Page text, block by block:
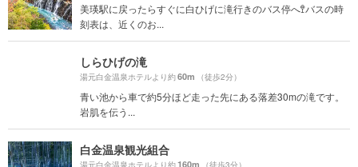
美瑛駅に戻ったらすぐに白ひげに滝行きのバス停へ🚏バスの時
刻表は、近くのお...
しらひげの滝
湯元白金温泉ホテルより約60m （徒歩2分）
青い池から車で約5分ほど走った先にある落差30mの滝です。
岩肌を伝う...
白金温泉観光組合
湯元白金温泉ホテルより約160m （徒歩3分）